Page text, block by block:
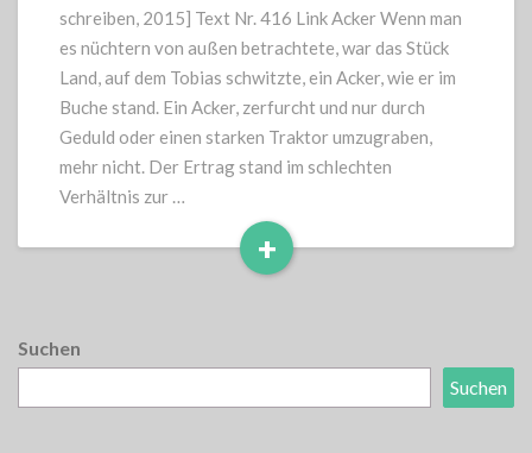
schreiben, 2015] Text Nr. 416 Link Acker Wenn man
es nüchtern von außen betrachtete, war das Stück
Land, auf dem Tobias schwitzte, ein Acker, wie er im
Buche stand. Ein Acker, zerfurcht und nur durch
Geduld oder einen starken Traktor umzugraben,
mehr nicht. Der Ertrag stand im schlechten
Verhältnis zur …
+
Read
Suchen
Suchen